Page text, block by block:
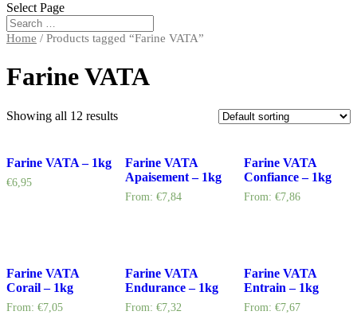
Select Page
Home / Products tagged “Farine VATA”
Farine VATA
Showing all 12 results
Farine VATA – 1kg
€6,95
Farine VATA
Apaisement – 1kg
From:€7,84
Farine VATA
Confiance – 1kg
From:€7,86
Farine VATA
Corail – 1kg
From: €7,05
Farine VATA
Endurance – 1kg
From:€7,32
Farine VATA
Entrain – 1kg
From:€7,67